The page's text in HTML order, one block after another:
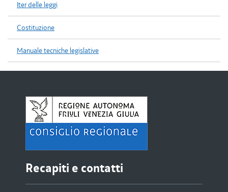
Iter delle leggi
Costituzione
Manuale tecniche legislative
Recapiti e contatti